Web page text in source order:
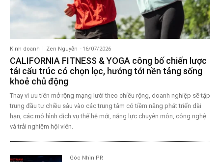
Kinh doanh Zen Nguyễn - 16/07/2026
CALIFORNIA FITNESS & YOGA công bố chiến lược
tái cấu trúc có chọn lọc, hướng tới nền tảng sống
khoẻ chủ động
Thay vì ưu tiên mở rộng mạng lưới theo chiều rộng, doanh nghiệp sẽ tập
trung đầu tư chiều sâu vào các trung tâm có tiềm năng phát triển dài
hạn, các mô hình dịch vụ thế hệ mới, năng lực chuyên môn, công nghệ
và trải nghiệm hội viên.
Góc Nhìn PR